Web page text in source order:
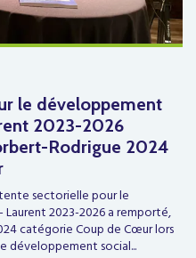
le développement
2023-2026
Rodrigue 2024
sectorielle pour le
2023-2026 a remporté,
catégorie Coup de Cœur lors
développement social...